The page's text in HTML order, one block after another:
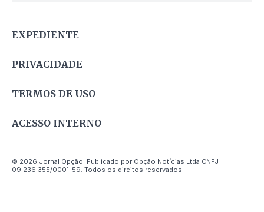
EXPEDIENTE
PRIVACIDADE
TERMOS DE USO
ACESSO INTERNO
© 2026 Jornal Opção. Publicado por Opção Notícias Ltda CNPJ
09.236.355/0001-59. Todos os direitos reservados.